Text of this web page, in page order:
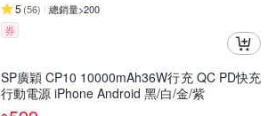
5 (56) 總銷量>200
券
SP廣穎 CP10 10000mAh36W行充 QC PD快充
行動電源 iPhone Android 黑/白/金/紫